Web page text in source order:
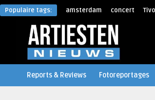
Populaire tags: amsterdam concert
Reports & Reviews Fotoreportages